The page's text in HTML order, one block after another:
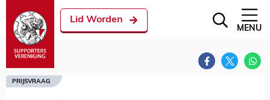
Lid Worden
MENU
PRIJSVRAAG